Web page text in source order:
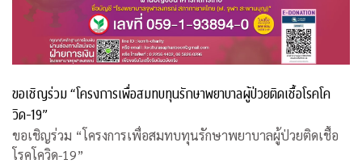
ขอเชิญร่วม “โครงการเพื่อสมทบทุนรักษาพยาบาลผู้ป่วยติดเชื้อโรคโค
วิด-19”
ขอเชิญร่วม “โครงการเพื่อสมทบทุนรักษาพยาบาลผู้ป่วยติดเชื้อ
โรคโควิด-19”